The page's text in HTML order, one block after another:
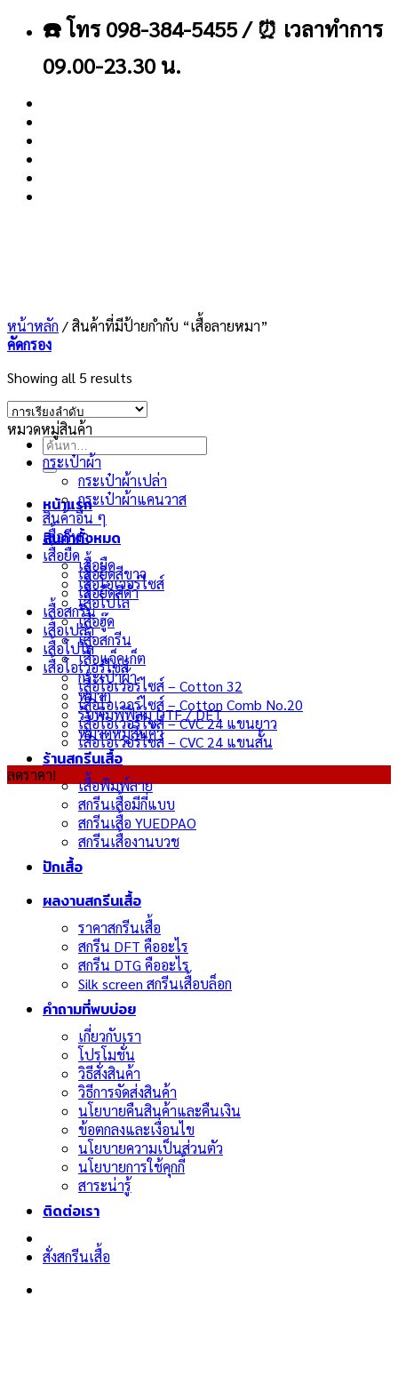
เนื้อหา
☎️ โทร 098-384-5455 / ⏰ เวลาทำการ
09.00-23.30 น.
ค้นหา:
หน้าแรก
สินค้าทั้งหมด
เสื้อยืด
เสื้อโอเวอร์ไซส์
เสื้อโปโล
เสื้อฮู๊ด
เสื้อสกรีน
เสื้อแจ็คเก็ต
กระเป๋าผ้า
หมวก
รับพิมพ์ฟิล์ม DTF / DFT
หมวดหมู่สินค้า
ร้านสกรีนเสื้อ
เสื้อพิมพ์ลาย
สกรีนเสื้อมีกี่แบบ
สกรีนเสื้อ YUEDPAO
สกรีนเสื้องานบวช
ปักเสื้อ
ผลงานสกรีนเสื้อ
ราคาสกรีนเสื้อ
สกรีน DFT คืออะไร
สกรีน DTG คืออะไร
Silk screen สกรีนเสื้อบล็อก
คำถามที่พบบ่อย
เกี่ยวกับเรา
โปรโมชั่น
วิธีสั่งสินค้า
วิธีการจัดส่งสินค้า
นโยบายคืนสินค้าและคืนเงิน
ข้อตกลงและเงื่อนไข
นโยบายความเป็นส่วนตัว
นโยบายการใช้คุกกี้
สาระน่ารู้
ติดต่อเรา
สั่งสกรีนเสื้อ
หน้าหลัก /สินค้าที่มีป้ายกำกับ “เสื้อลายหมา”
คัดกรอง
Showing all 5 results
หมวดหมู่สินค้า
กระเป๋าผ้า
กระเป๋าผ้าเปล่า
กระเป๋าผ้าแคนวาส
สินค้าอื่น ๆ
เสื้อกีฬา
เสื้อยืด
เสื้อยืดสีขาว
เสื้อยืดสีดำ
เสื้อสกรีน
เสื้อเปล่า
เสื้อโปโล
เสื้อโอเวอร์ไซส์
เสื้อโอเวอร์ไซส์ – Cotton 32
เสื้อโอเวอร์ไซส์ – Cotton Comb No.20
เสื้อโอเวอร์ไซส์ – CVC 24 แขนยาว
เสื้อโอเวอร์ไซส์ – CVC 24 แขนสั้น
ลดราคา!